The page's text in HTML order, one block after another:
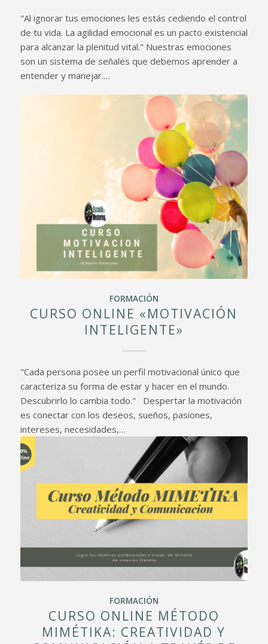
"Al ignorar tus emociones les estás cediendo el control
de tu vida. La agilidad emocional es un pacto existencial
para alcanzar la plenitud vital." Nuestras emociones
son un sistema de señales que debemos aprender a
entender y manejar.…
FORMACIÓN
CURSO ONLINE «MOTIVACIÓN
INTELIGENTE»
"Cada persona posee un perfil motivacional único que
caracteriza su forma de estar y hacer en el mundo.
Descubrirlo lo cambia todo." Despertar la motivación
es conectar con los deseos, sueños, pasiones,
intereses, necesidades,…
FORMACIÓN
CURSO ONLINE MÉTODO
MIMÉTIKA: CREATIVIDAD Y